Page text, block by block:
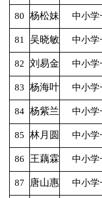
80 杨松妹 中小学
81 吴晓敏 中小学
82 刘易金 中小学
83 杨海叶 中小学
84 杨紫兰 中小学
85 林月圆 中小学
86 王藕霖 中小学
87 唐山惠 中小学